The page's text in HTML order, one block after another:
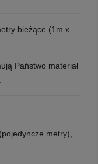
bieżące (1m x
Państwo materiał
metry),